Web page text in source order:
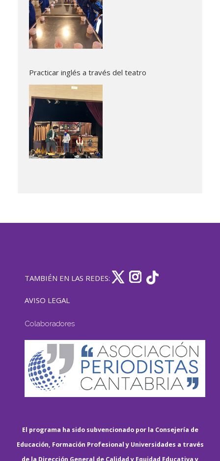
Practicar inglés a través del teatro
TAMBIÉN EN LAS REDES:
AVISO LEGAL
Colaboradores
El programa ha sido subvencionado por la Consejería de
Educación, Formación Profesional y Universidades a través
de la Dirección General de Calidad y Equidad Educativa y